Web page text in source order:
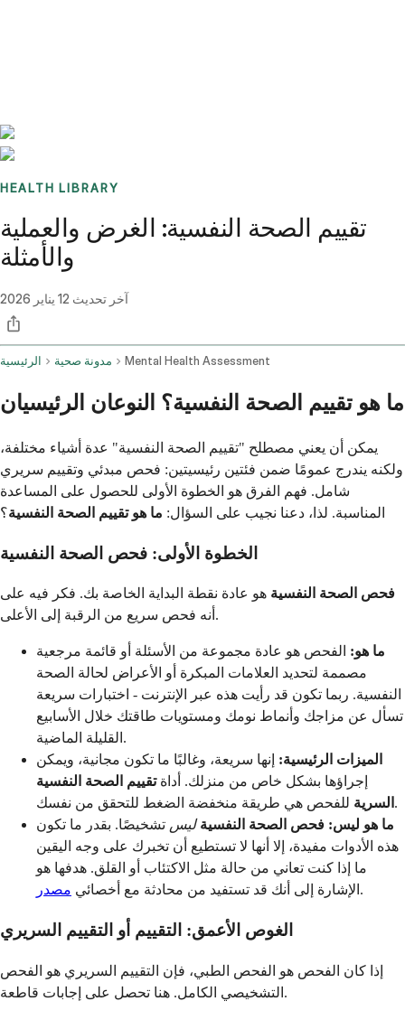
HEALTH LIBRARY
تقييم الصحة النفسية: الغرض والعملية
والأمثلة
آخر تحديث 12 يناير 2026
الرئيسية مدونة صحية Mental Health Assessment
ما هو تقييم الصحة النفسية؟ النوعان الرئيسيان
يمكن أن يعني مصطلح "تقييم الصحة النفسية" عدة أشياء مختلفة،
ولكنه يندرج عمومًا ضمن فئتين رئيسيتين: فحص مبدئي وتقييم سريري
شامل. فهم الفرق هو الخطوة الأولى للحصول على المساعدة
المناسبة. لذا، دعنا نجيب على السؤال: ما هو تقييم الصحة النفسية؟
الخطوة الأولى: فحص الصحة النفسية
فحص الصحة النفسية هو عادة نقطة البداية الخاصة بك. فكر فيه على
أنه فحص سريع من الرقبة إلى الأعلى.
ما هو: الفحص هو عادة مجموعة من الأسئلة أو قائمة مرجعية
مصممة لتحديد العلامات المبكرة أو الأعراض لحالة الصحة
النفسية. ربما تكون قد رأيت هذه عبر الإنترنت - اختبارات سريعة
تسأل عن مزاجك وأنماط نومك ومستويات طاقتك خلال الأسابيع
القليلة الماضية.
الميزات الرئيسية: إنها سريعة، وغالبًا ما تكون مجانية، ويمكن
إجراؤها بشكل خاص من منزلك. أداةتقييم الصحة النفسية
السرية للفحص هي طريقة منخفضة الضغط للتحقق من نفسك.
ما هو ليس: فحص الصحة النفسية ليس تشخيصًا. بقدر ما تكون
هذه الأدوات مفيدة، إلا أنها لا تستطيع أن تخبرك على وجه اليقين
ما إذا كنت تعاني من حالة مثل الاكتئاب أو القلق. هدفها هو
الإشارة إلى أنك قد تستفيد من محادثة مع أخصائي مصدر .
الغوص الأعمق: التقييم أو التقييم السريري
إذا كان الفحص هو الفحص الطبي، فإن التقييم السريري هو الفحص
التشخيصي الكامل. هنا تحصل على إجابات قاطعة.